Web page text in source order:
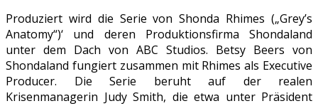
Produziert wird die Serie von Shonda Rhimes („Grey’s
Anatomy“)‘ und deren Produktionsfirma Shondaland
unter dem Dach von ABC Studios. Betsy Beers von
Shondaland fungiert zusammen mit Rhimes als Executive
Producer. Die Serie beruht auf der realen
Krisenmanagerin Judy Smith, die etwa unter Präsident